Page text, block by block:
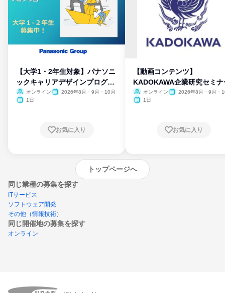
【大学1・2年生対象】パナソニ
ックキャリアデザインプログラ
ム
オンライン
2026年8月・9月・10月
1日
お気に入り
【動画コンテンツ】
KADOKAWA企業研究セミナ
オンライン
2026年8月・9月・
1日
お気に入り
トップページへ
同じ業種の募集を探す
ITサービス
ソフトウェア開発
その他（情報技術）
同じ開催地の募集を探す
オンライン